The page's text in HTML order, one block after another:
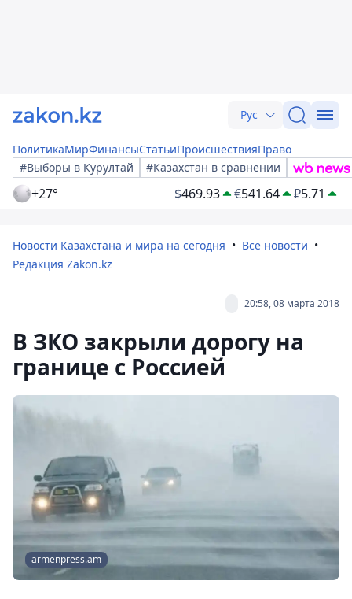
Рус
ПолитикаМирФинансыСтатьиПроисшествияПраво
#Выборы в Курултай
#Казахстан в сравнении
+27° $469.93 €541.64 ₽5.71
Новости Казахстана и мира на сегодня
Все новости
Редакция Zakon.kz
20:58, 08 марта 2018
В ЗКО закрыли дорогу на
границе с Россией
armenpress.am